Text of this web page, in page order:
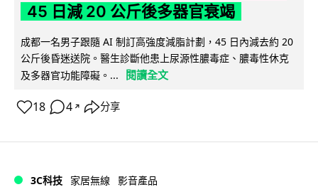
45 日減 20 公斤後多器官衰竭
成都一名男子跟隨 AI 制訂高強度減脂計劃，45 日內減去約 20
公斤後昏迷送院。醫生診斷他患上尿源性膿毒症、膿毒性休克
及多器官功能障礙。...
閱讀全文
18 4 ↗ 分享
3C科技 家居無線 影音產品